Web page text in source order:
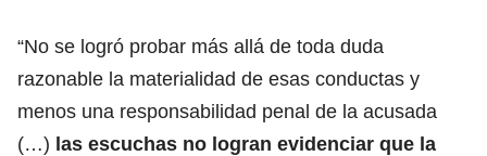
“No se logró probar más allá de toda duda
razonable la materialidad de esas conductas y
menos una responsabilidad penal de la acusada
(…) las escuchas no logran evidenciar que la